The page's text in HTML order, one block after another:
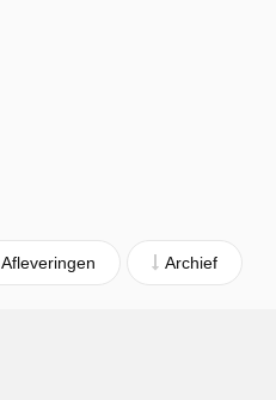
Afleveringen Archief